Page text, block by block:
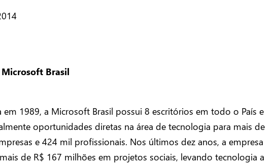
Microsoft Brasil
em 1989, a Microsoft Brasil possui 8 escritórios em todo o País e
oportunidades diretas na área de tecnologia para mais de
e 424 mil profissionais. Nos últimos dez anos, a empresa
de R$ 167 milhões em projetos sociais, levando tecnologia a